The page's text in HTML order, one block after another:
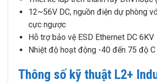
12~56V DC, nguồn điện dự phòng
cực ngược
Hỗ trợ bảo vệ ESD Ethernet DC 6KV
Nhiệt độ hoạt động -40 đến 75 độ C
Thông số kỹ thuật L2+